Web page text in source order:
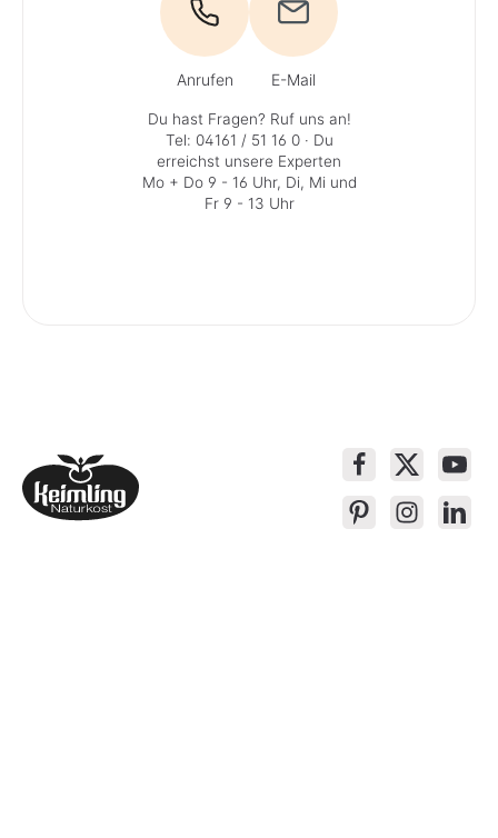
Anrufen E-Mail
Du hast Fragen? Ruf uns an!
Tel: 04161 / 51 16 0· Du
erreichst unsere Experten
Mo + Do 9 - 16 Uhr, Di, Mi und
Fr 9 - 13 Uhr